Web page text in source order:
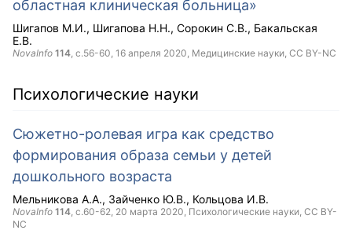
областная клиническая больница»
Шигапов М.И. Шигапова Н.Н. Сорокин С.В. Бакальская
Е.В.
NovaInfo 114, с.56-60, 16 апреля 2020, Медицинские науки, CC BY-NC
Психологические науки
Сюжетно-ролевая игра как средство
формирования образа семьи у детей
дошкольного возраста
Мельникова А.А. Зайченко Ю.В. Кольцова И.В.
NovaInfo 114, с.60-62, 20 марта 2020, Психологические науки, CC BY-
NC